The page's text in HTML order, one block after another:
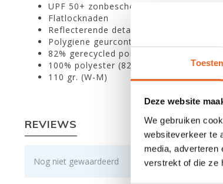
Deze website
We gebruiken
websiteverkeer te
media, adverteren
verstrekt of die ze
UPF 50+ zonbescherming
Flatlocknaden
Reflecterende details
Polygiene geurcontrole behandeld
82% gerecycled polyester mini-grid stof
100% polyester (82% gerecycleerd)
110 gr. (W-M)
REVIEWS
Nog niet gewaardeerd